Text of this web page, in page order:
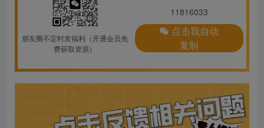
朋友圈不定时发福利（开通会员免
费获取资源）
11816033
点击我自动
复制